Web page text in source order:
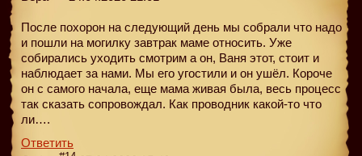
После похорон на следующий день мы собрали что надо
и пошли на могилку завтрак маме относить. Уже
собирались уходить смотрим а он, Ваня этот, стоит и
наблюдает за нами. Мы его угостили и он ушёл. Короче
он с самого начала, еще мама живая была, весь процесс
так сказать сопровождал. Как проводник какой-то что
ли….
Ответить